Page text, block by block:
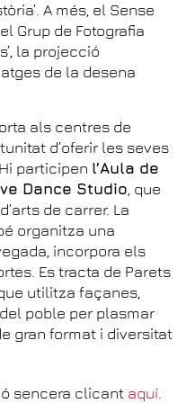
A més, el Sense
Grup de Fotografia
la projecció
de la desena
als centres de
d’oferir les seves
participen l’Aula de
Dance Studio, que
de carrer. La
organitza una
incorpora els
Es tracta de Parets
utilitza façanes,
poble per plasmar
gran format i diversitat
sencera clicant aquí.